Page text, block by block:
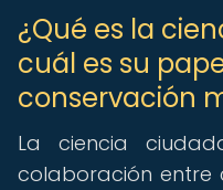
¿Qué es la
cuál es su
conservación
La ciencia
colaboración entre